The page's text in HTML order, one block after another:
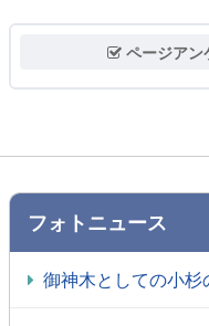
ページアン
フォトニュース
御神木としての小杉